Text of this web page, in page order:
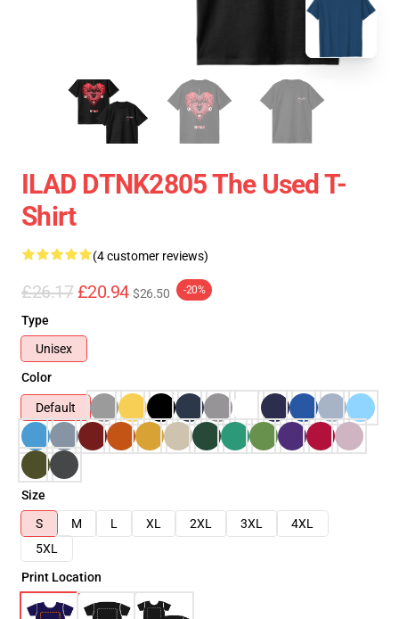
ILAD DTNK2805 The Used T-
Shirt
(4 customer reviews)
£26.17 £20.94 $26.50 -20%
Type
Unisex
Color
Default
Size
S
M L XL 2XL 3XL
4XL
5XL
Print Location